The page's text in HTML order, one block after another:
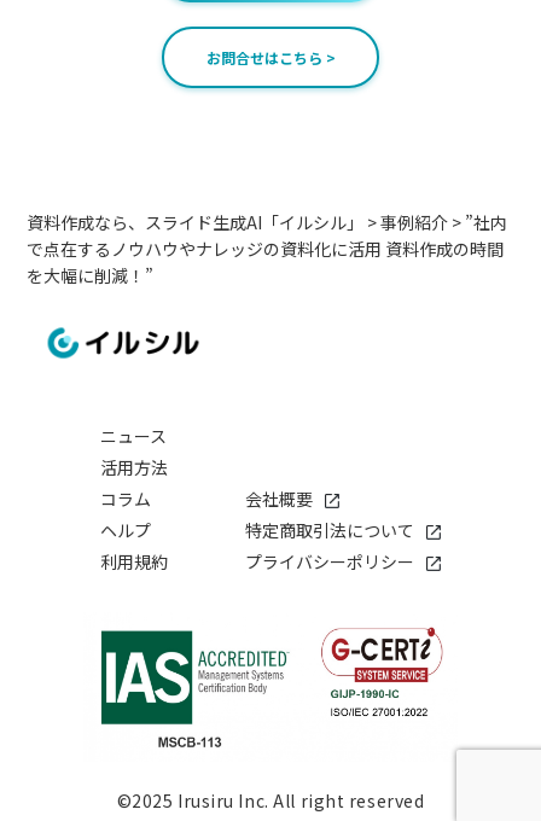
お問合せはこちら >
資料作成なら、スライド生成AI「イルシル」 >事例紹介 > ”社内
で点在するノウハウやナレッジの資料化に活用 資料作成の時間
を大幅に削減！”
ニュース
活用方法
コラム
ヘルプ
利用規約
会社概要
特定商取引法について
プライバシーポリシー
©2025 Irusiru Inc. All right reserved